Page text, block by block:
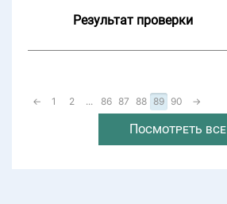
Результат проверки
← 1 2 ... 86 87 88 89 90 →
Посмотреть все